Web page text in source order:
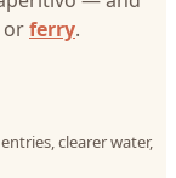
orferry.
clearer water,